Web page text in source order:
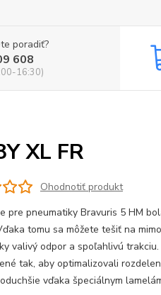
poradiť?
608
16:30)
XL FR
Ohodnotiť produkt
pre pneumatiky Bravuris 5 HM
tomu sa môžete tešiť na
valivý odpor a spoľahlivú
tak, aby optimalizovali
vďaka špeciálnym